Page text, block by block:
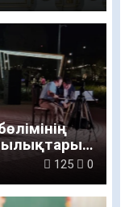
мәдени
125 0